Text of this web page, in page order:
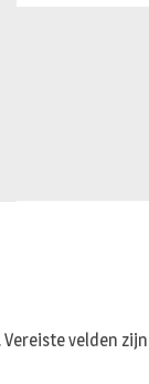
Vereiste velden